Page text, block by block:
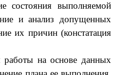
состояния выполняемой
и анализ допущенных
их причин (констатация
работы на основе данных